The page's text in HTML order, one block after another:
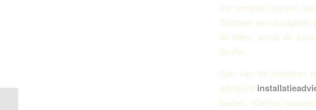
dat tevreden klanten
Wanneer een loodgieter
de klant, wordt de
familie.
Eén van de manieren
adequate
bieden. Klanten